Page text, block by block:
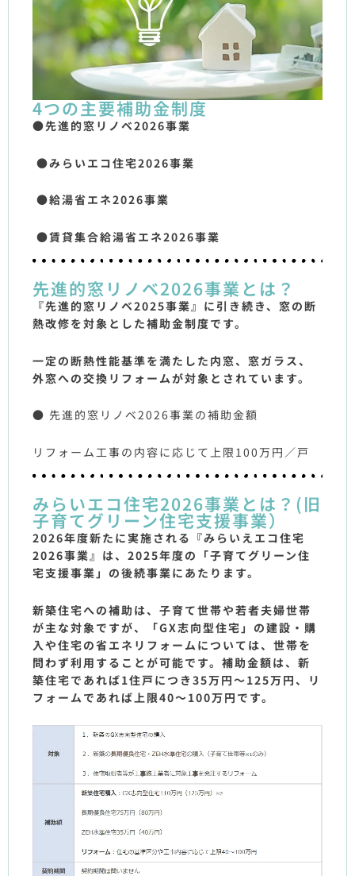
4つの主要補助金制度
●先進的窓リノベ2026事業
●みらいエコ住宅2026事業
●給湯省エネ2026事業
●賃貸集合給湯省エネ2026事業
先進的窓リノベ2026事業とは？
『先進的窓リノベ2025事業』に引き続き、窓の断
熱改修を対象とした補助金制度です。
一定の断熱性能基準を満たした内窓、窓ガラス、
外窓への交換リフォームが対象とされています。
● 先進的窓リノベ2026事業の補助金額
リフォーム工事の内容に応じて上限100万円／戸
みらいエコ住宅2026事業とは？(旧
子育てグリーン住宅支援事業）
2026年度新たに実施される『みらいえエコ住宅
2026事業』は、2025年度の「子育てグリーン住
宅支援事業」の後続事業にあたります。
新築住宅への補助は、子育て世帯や若者夫婦世帯
が主な対象ですが、「GX志向型住宅」の建設・購
入や住宅の省エネリフォームについては、世帯を
問わず利用することが可能です。補助金額は、新
築住宅であれば1住戸につき35万円～125万円、リ
フォームであれば上限40～100万円です。